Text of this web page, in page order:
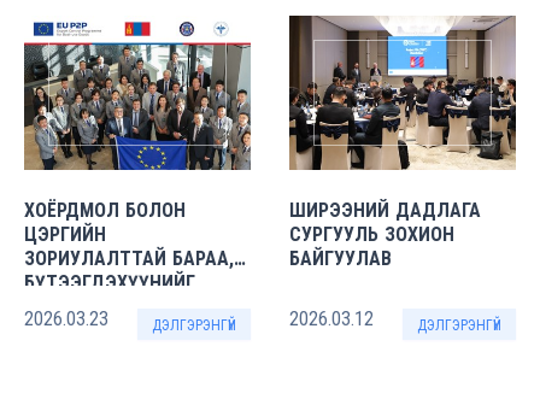
ХОЁРДМОЛ БОЛОН
ЦЭРГИЙН
ЗОРИУЛАЛТТАЙ БАРАА,
БҮТЭЭГДЭХҮҮНИЙГ
ТОДОРХОЙЛОХ СУРГАЛТ
ЗОХИОН
2026.03.23 ДЭЛГЭРЭНГҮЙ
ШИРЭЭНИЙ ДАДЛАГА
СУРГУУЛЬ ЗОХИОН
БАЙГУУЛАВ
2026.03.12 ДЭЛГЭРЭНГҮЙ